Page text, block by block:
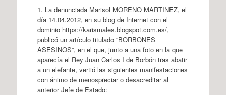
1. La denunciada Marisol MORENO MARTINEZ, el
día 14.04.2012, en su blog de Internet con el
dominio https://karismales.blogspot.com.es/,
publicó un artículo titulado “BORBONES
ASESINOS”, en el que, junto a una foto en la que
aparecía el Rey Juan Carlos I de Borbón tras abatir
a un elefante, vertió las siguientes manifestaciones
con ánimo de menospreciar o desacreditar al
anterior Jefe de Estado: